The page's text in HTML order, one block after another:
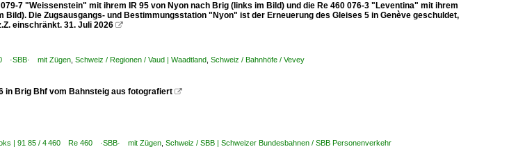
079-7 "Weissenstein" mit ihrem IR 95 von Nyon nach Brig (links im Bild) und die Re 460 076-3 "Leventina" mit ihrem
Bild). Die Zugsausgangs- und Bestimmungsstation "Nyon" ist der Erneuerung des Gleises 5 in Genève geschuldet,
einschränkt. 31. Juli 2026 
·SBB· mit Zügen Schweiz / Regionen / Vaud | Waadtland Schweiz / Bahnhöfe / Vevey
in Brig Bhf vom Bahnsteig aus fotografiert 
| 91 85 / 4 460 Re 460 ·SBB· mit Zügen Schweiz / SBB | Schweizer Bundesbahnen / SBB Personenverkehr